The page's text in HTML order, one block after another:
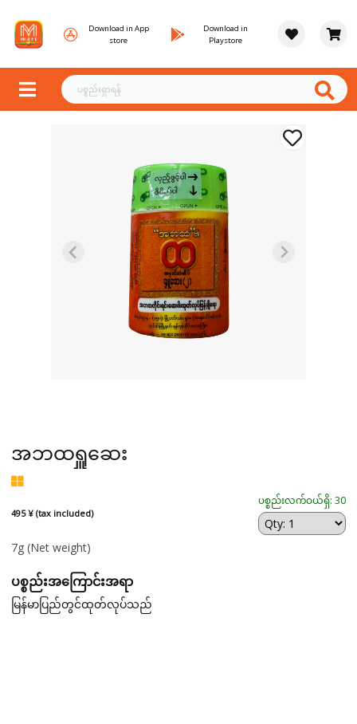
Download in App
store
Download in
Playstore
အဘထရှူဆေး
495 ¥ (tax included)
ပစ္စည်းလက်ဝယ်ရှိ: 30
7g (Net weight)
ပစ္စည်းအကြောင်းအရာ
မြန်မာပြည်တွင်ထုတ်လုပ်သည်